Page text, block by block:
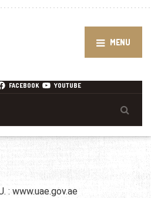
MENU
FACEBOOK YOUTUBE
: www.uae.gov.ae